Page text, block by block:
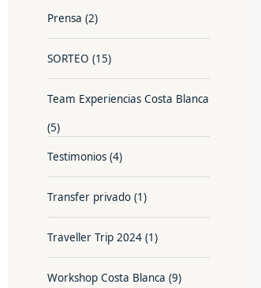
Prensa (2)
SORTEO (15)
Team Experiencias Costa Blanca
(5)
Testimonios (4)
Transfer privado (1)
Traveller Trip 2024 (1)
Workshop Costa Blanca (9)